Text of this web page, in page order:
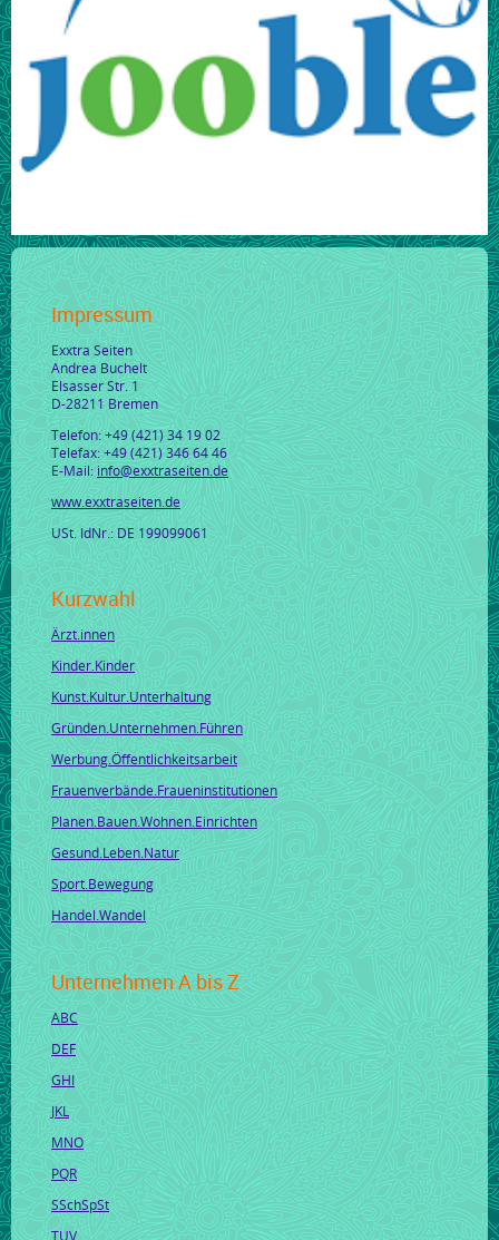
Impressum
Exxtra Seiten
Andrea Buchelt
Elsasser Str. 1
D-28211 Bremen
Telefon: +49 (421) 34 19 02
Telefax: +49 (421) 346 64 46
E-Mail: info@exxtraseiten.de
www.exxtraseiten.de
USt. IdNr.: DE 199099061
Kurzwahl
Ärzt.innen
Kinder.Kinder
Kunst.Kultur.Unterhaltung
Gründen.Unternehmen.Führen
Werbung.Öffentlichkeitsarbeit
Frauenverbände.Fraueninstitutionen
Planen.Bauen.Wohnen.Einrichten
Gesund.Leben.Natur
Sport.Bewegung
Handel.Wandel
Unternehmen A bis Z
ABC
DEF
GHI
JKL
MNO
PQR
SSchSpSt
TUV